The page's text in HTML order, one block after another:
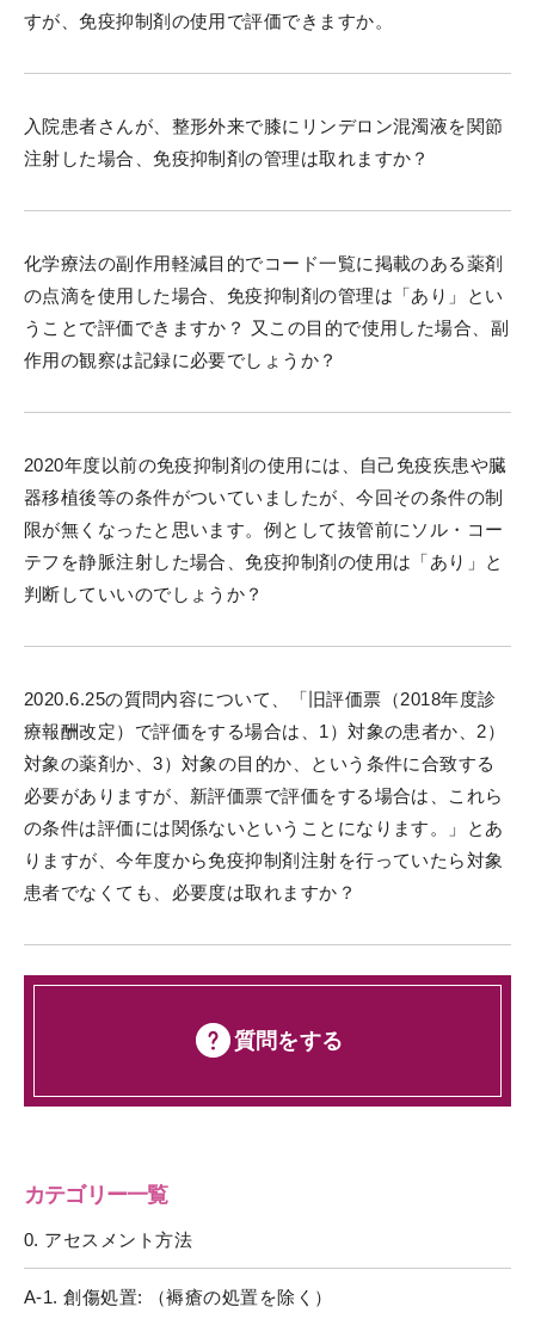
すが、免疫抑制剤の使用で評価できますか。
入院患者さんが、整形外来で膝にリンデロン混濁液を関節
注射した場合、免疫抑制剤の管理は取れますか？
化学療法の副作用軽減目的でコード一覧に掲載のある薬剤
の点滴を使用した場合、免疫抑制剤の管理は「あり」とい
うことで評価できますか？ 又この目的で使用した場合、副
作用の観察は記録に必要でしょうか？
2020年度以前の免疫抑制剤の使用には、自己免疫疾患や臓
器移植後等の条件がついていましたが、今回その条件の制
限が無くなったと思います。例として抜管前にソル・コー
テフを静脈注射した場合、免疫抑制剤の使用は「あり」と
判断していいのでしょうか？
2020.6.25の質問内容について、「旧評価票（2018年度診
療報酬改定）で評価をする場合は、1）対象の患者か、2）
対象の薬剤か、3）対象の目的か、という条件に合致する
必要がありますが、新評価票で評価をする場合は、これら
の条件は評価には関係ないということになります。」とあ
りますが、今年度から免疫抑制剤注射を行っていたら対象
患者でなくても、必要度は取れますか？
質問をする
カテゴリー一覧
0. アセスメント方法
A-1. 創傷処置: （褥瘡の処置を除く）